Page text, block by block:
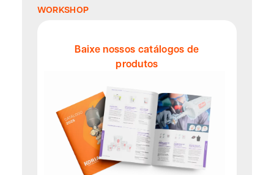
WORKSHOP
Baixe nossos catálogos de
produtos